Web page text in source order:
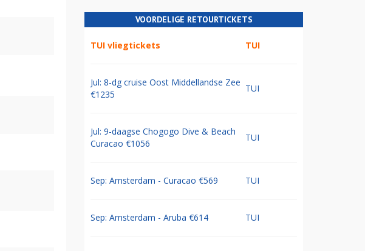
VOORDELIGE RETOURTICKETS
TUI vliegtickets TUI
Jul: 8-dg cruise Oost Middellandse Zee
€1235
TUI
Jul: 9-daagse Chogogo Dive & Beach
Curacao €1056
TUI
Sep: Amsterdam - Curacao €569 TUI
Sep: Amsterdam - Aruba €614 TUI